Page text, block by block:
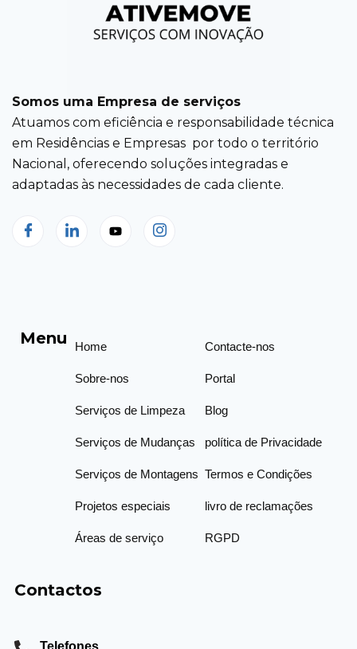
Somos uma Empresa de serviços
Atuamos com eficiência e responsabilidade técnica
em Residências e Empresas por todo o território
Nacional, oferecendo soluções integradas e
adaptadas às necessidades de cada cliente.
Menu Home
Sobre-nos
Serviços de Limpeza
Serviços de Mudanças
Serviços de Montagens
Projetos especiais
Áreas de serviço
Contacte-nos
Portal
Blog
política de Privacidade
Termos e Condições
livro de reclamações
RGPD
Contactos
Telefones